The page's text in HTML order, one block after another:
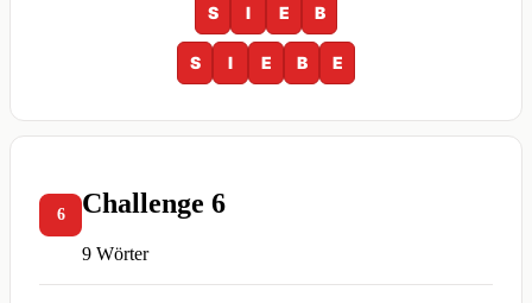
S I E B
S I E B E
6 Challenge 6
9 Wörter